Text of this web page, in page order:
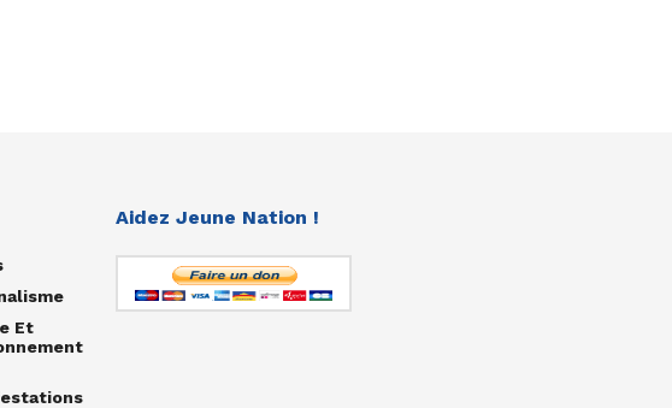
Et
Aidez Jeune Nation !